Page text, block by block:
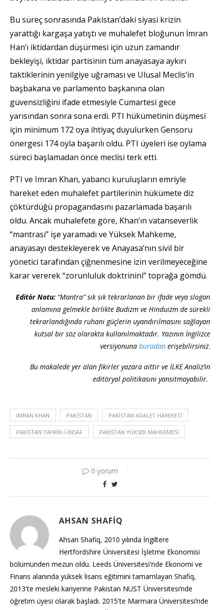
Bu süreç sonrasında Pakistan’daki siyasi krizin
yarattığı kargaşa yatıştı ve muhalefet bloğunun İmran
Han’ı iktidardan düşürmesi için uzun zamandır
bekleyişi, iktidar partisinin tüm anayasaya aykırı
taktiklerinin yenilgiye uğraması ve Ulusal Meclis’in
başbakana ve parlamento başkanına olan
güvensizliğini ifade etmesiyle Cumartesi gece
yarısından sonra sona erdi. PTI hükümetinin düşmesi
için minimum 172 oya ihtiyaç duyulurken Gensoru
önergesi 174 oyla başarılı oldu. PTI üyeleri ise oylama
süreci başlamadan önce meclisi terk etti.
PTI ve Imran Khan, yabancı kuruluşların emriyle
hareket eden muhalefet partilerinin hükümete diz
çöktürdüğü propagandasını pazarlamada başarılı
oldu. Ancak muhalefete göre, Khan’ın vatanseverlik
“mantrası” işe yaramadı ve Yüksek Mahkeme,
anayasayı destekleyerek ve Anayasa’nın sivil bir
yönetici tarafından çiğnenmesine izin verilmeyeceğine
karar vererek “zorunluluk doktrinini” toprağa gömdü.
Editör Notu: “Mantra” sık sık tekrarlanan bir ifade veya slogan
anlamına gelmekle birlikte Budizm ve Hinduizm de sürekli
tekrarlandığında ruhani güçlerin uyandırılmasını sağlayan
kutsal bir söz olarakta kullanılmaktadır. Yazının İngilizce
versiyonuna buradan erişebilirsiniz.
Bu makalede yer alan fikirler yazara aittir ve İLKE Analiz’in
editöryal politikasını yansıtmayabilir.
IMRAN KHAN PAKISTAN PAKISTAN ADALET HAREKETI
PAKISTAN TAHRIK-I-İNSAF PAKISTAN YÜKSEK MAHKEMESI
0 yorum
AHSAN SHAFIQ
Ahsan Shafiq, 2010 yılında İngiltere
Hertfordshire Üniversitesi İşletme Ekonomisi
bölümünden mezun oldu. Leeds Üniversitesi'nde Ekonomi ve
Finans alanında yüksek lisans eğitimini tamamlayan Shafiq,
2013'te mesleki kariyerine Pakistan NUST Üniversitesi’nde
öğretim üyesi olarak başladı. 2015'te Marmara Üniversitesi’nde